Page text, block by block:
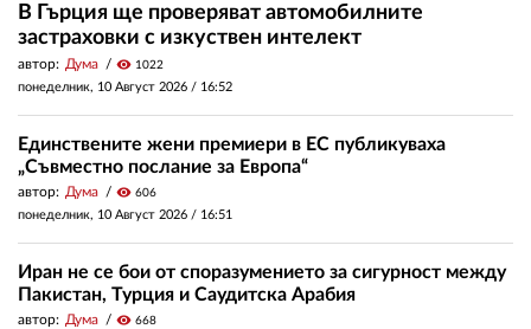
В Гърция ще проверяват автомобилните
застраховки с изкуствен интелект
автор: Дума visibility 1022
понеделник, 10 Август 2026 / 16:52
Единствените жени премиери в ЕС публикуваха
„Съвместно послание за Европа“
автор: Дума visibility 606
понеделник, 10 Август 2026 / 16:51
Иран не се бои от споразумението за сигурност между
Пакистан, Турция и Саудитска Арабия
автор: Дума visibility 668